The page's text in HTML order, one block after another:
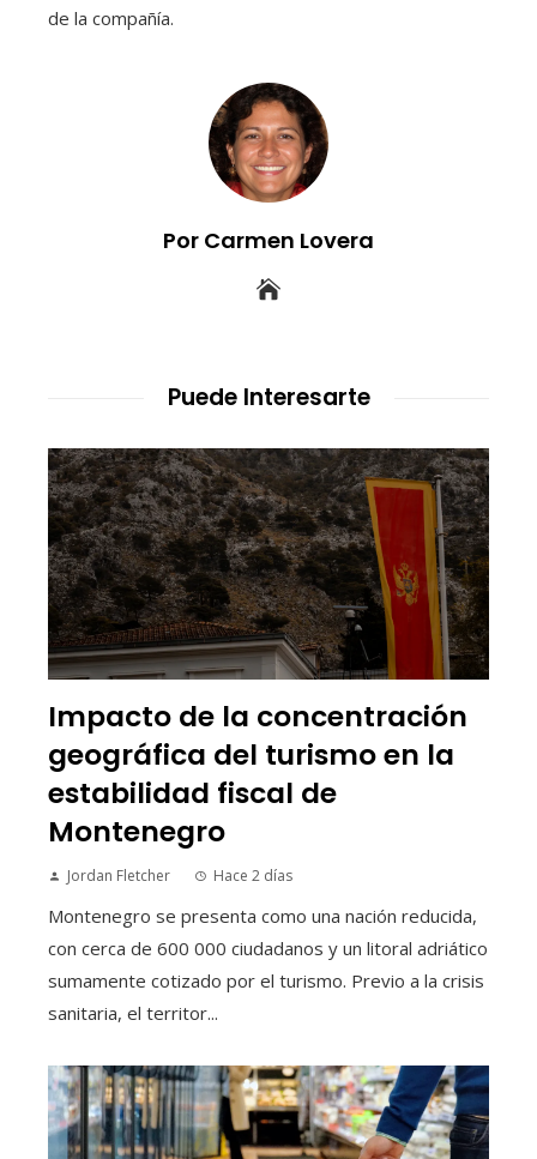
de la compañía.
Por Carmen Lovera
Puede Interesarte
Impacto de la concentración
geográfica del turismo en la
estabilidad fiscal de
Montenegro
Jordan Fletcher Hace 2 días
Montenegro se presenta como una nación reducida,
con cerca de 600 000 ciudadanos y un litoral adriático
sumamente cotizado por el turismo. Previo a la crisis
sanitaria, el territor...